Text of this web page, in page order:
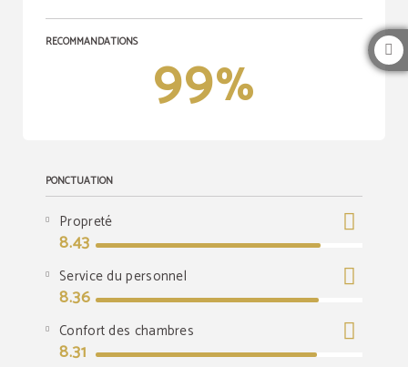
RECOMMANDATIONS 99%
PONCTUATION
Propreté
8.43
Service du personnel
8.36
Confort des chambres
8.31